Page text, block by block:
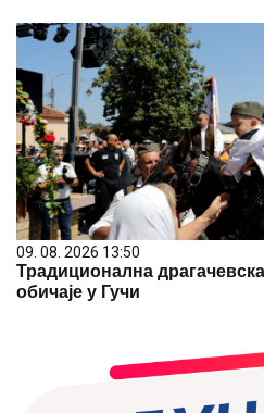
09. 08. 2026 13:50
Традиционална
обичаје у Гучи